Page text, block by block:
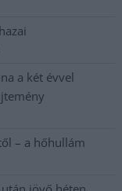
a két évvel
– a hőhullám